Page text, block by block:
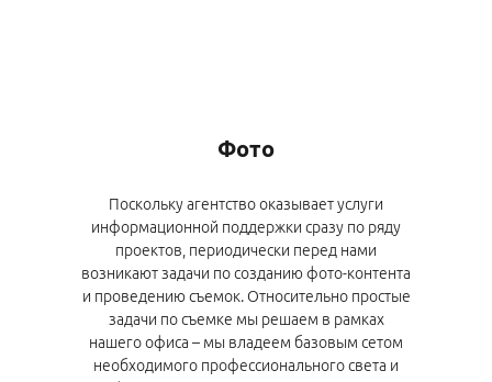
Фото
Поскольку агентство оказывает услуги
информационной поддержки сразу по ряду
проектов, периодически перед нами
возникают задачи по созданию фото-контента
и проведению съемок. Относительно простые
задачи по съемке мы решаем в рамках
нашего офиса – мы владеем базовым сетом
необходимого профессионального света и